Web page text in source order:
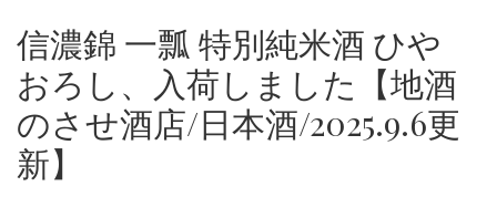
信濃錦 一瓢 特別純米酒 ひや
おろし、入荷しました【地酒
のさせ酒店/日本酒/2025.9.6更
新】